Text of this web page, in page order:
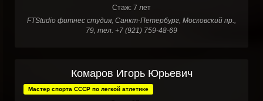
Стаж: 7 лет
FTStudio фитнес студия, Санкт-Петербург, Московский пр.,
79, тел. +7 (921) 759-48-69
Комаров Игорь Юрьевич
Мастер спорта СССР по легкой атлетике